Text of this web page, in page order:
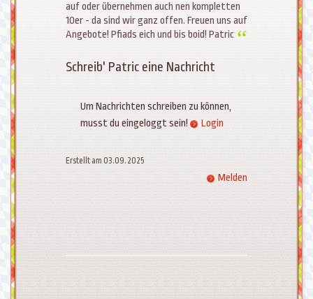
auf oder übernehmen auch nen kompletten
10er - da sind wir ganz offen. Freuen uns auf
Angebote! Pfiads eich und bis boid! Patric
Schreib' Patric eine Nachricht
Um Nachrichten schreiben zu können,
musst du eingeloggt sein!
Login
Erstellt am 03.09.2025
Melden